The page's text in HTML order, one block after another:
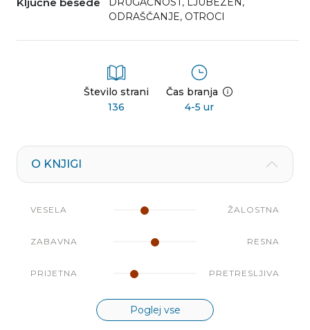
Ključne besede
ODRAŠČANJE, OTROCI
Število strani
136
Čas branja
4-5 ur
O KNJIGI
VESELA ŽALOSTNA
ZABAVNA RESNA
PRIJETNA PRETRESLJIVA
Poglej vse